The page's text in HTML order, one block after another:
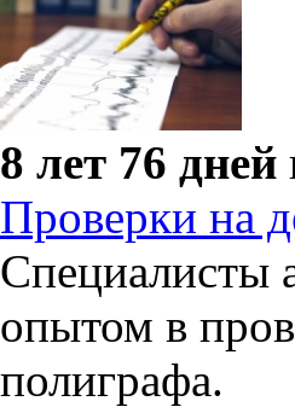
8 лет 76 дней
Проверки на
Специалисты
опытом в
полиграфа.